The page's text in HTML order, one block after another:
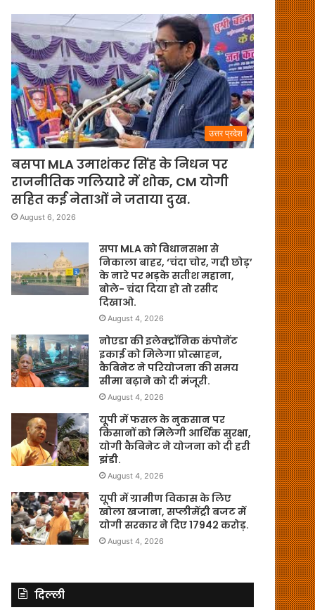
उत्तर प्रदेश
बसपा MLA उमाशंकर सिंह के निधन पर
राजनीतिक गलियारे में शोक, CM योगी
सहित कई नेताओं ने जताया दुख.
August 6, 2026
सपा MLA को विधानसभा से
निकाला बाहर, ‘चंदा चोर, गद्दी छोड़’
के नारे पर भड़के सतीश महाना,
बोले- चंदा दिया हो तो रसीद
दिखाओ.
August 4, 2026
नोएडा की इलेक्ट्रॉनिक कंपोनेंट
इकाई को मिलेगा प्रोत्साहन,
कैबिनेट ने परियोजना की समय
सीमा बढ़ाने को दी मंजूरी.
August 4, 2026
यूपी में फसल के नुकसान पर
किसानों को मिलेगी आर्थिक सुरक्षा,
योगी कैबिनेट ने योजना को दी हरी
झंडी.
August 4, 2026
यूपी में ग्रामीण विकास के लिए
खोला खजाना, सप्लीमेंट्री बजट में
योगी सरकार ने दिए 17942 करोड़.
August 4, 2026
दिल्ली